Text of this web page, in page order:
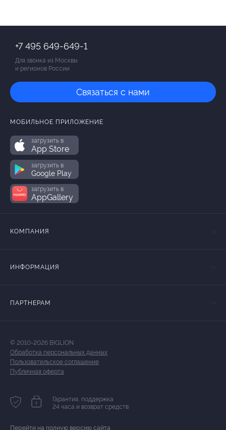
+7 495 649-649-1
Для звонка из Москвы
и регионов России
Связаться с нами
МОБИЛЬНОЕ ПРИЛОЖЕНИЕ
загрузить в
App Store
загрузить в
Google Play
загрузить в
AppGallery
КОМПАНИЯ
ИНФОРМАЦИЯ
ПАРТНЕРАМ
© 2010-2026 BIGLION
Обработка персональных данных
Пользовательское соглашение
Публичная оферта
Гарантия, поддержка
24 часа и возврат средств
Перейти на полную версию сайта